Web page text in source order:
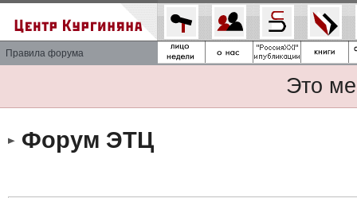
Правила форума
Это
Форум ЭТЦ